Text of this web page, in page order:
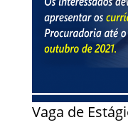
Vaga de